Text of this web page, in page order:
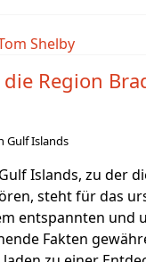
Region
Gulf Islands
Islands, zu der
steht für das
entspannten und
Fakten